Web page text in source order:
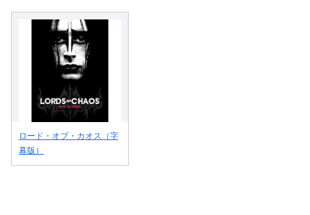
ロード・オブ・カオス（字
幕版）